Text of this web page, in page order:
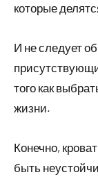
которые
И не следует
того как
жизни.
Конечно,
быть